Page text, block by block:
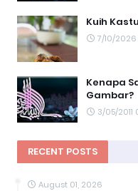
Kuih
7/10/
Kenapa
Gambar?
3/05/2011
RECENT POSTS
August 01, 2026